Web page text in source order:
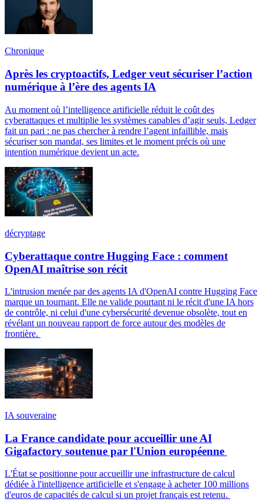
Chronique
Après les cryptoactifs, Ledger veut sécuriser l’action
numérique à l’ère des agents IA
Au moment où l’intelligence artificielle réduit le coût des
cyberattaques et multiplie les systèmes capables d’agir seuls, Ledger
fait un pari : ne pas chercher à rendre l’agent infaillible, mais
sécuriser son mandat, ses limites et le moment précis où une
intention numérique devient un acte.
décryptage
Cyberattaque contre Hugging Face : comment
OpenAI maîtrise son récit
L'intrusion menée par des agents IA d'OpenAI contre Hugging Face
marque un tournant. Elle ne valide pourtant ni le récit d'une IA hors
de contrôle, ni celui d'une cybersécurité devenue obsolète, tout en
révélant un nouveau rapport de force autour des modèles de
frontière.
IA souveraine
La France candidate pour accueillir une AI
Gigafactory soutenue par l'Union européenne
L'État se positionne pour accueillir une infrastructure de calcul
dédiée à l'intelligence artificielle et s'engage à acheter 100 millions
d'euros de capacités de calcul si un projet français est retenu.